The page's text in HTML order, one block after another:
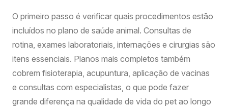
O primeiro passo é verificar quais procedimentos estão
incluídos no plano de saúde animal. Consultas de
rotina, exames laboratoriais, internações e cirurgias são
itens essenciais. Planos mais completos também
cobrem fisioterapia, acupuntura, aplicação de vacinas
e consultas com especialistas, o que pode fazer
grande diferença na qualidade de vida do pet ao longo